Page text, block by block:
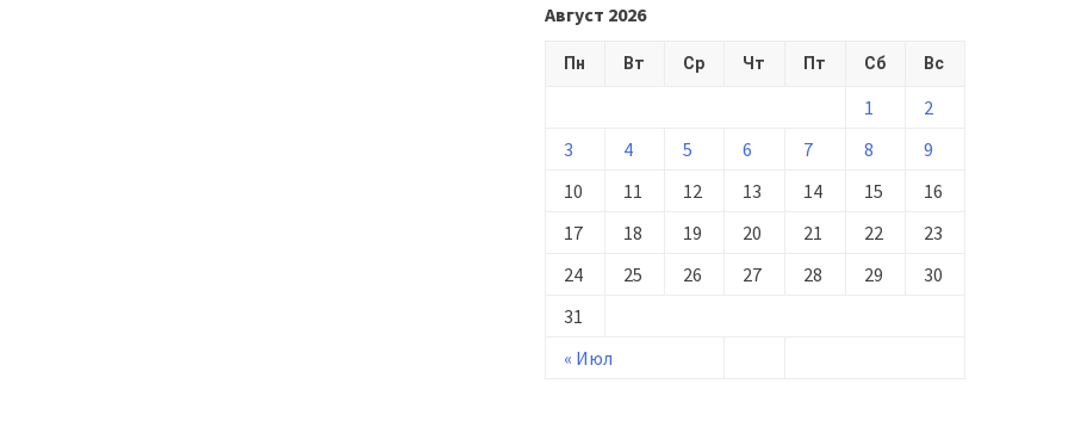
Август 2026
Пн Вт Ср Чт Пт Сб Вс
« Июл
1
2
3
4 5 6 7 8
9
10
11 12 13 14 15
16
17
18 19 20 21 22
23
24
25 26 27 28 29
30
31